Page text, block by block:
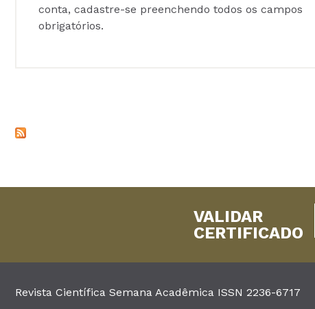
conta, cadastre-se preenchendo todos os campos
obrigatórios.
VALIDAR
CERTIFICADO
Revista Científica Semana Acadêmica ISSN 2236-6717